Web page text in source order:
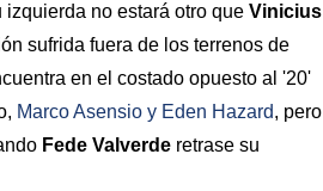
izquierda no estará otro que Vinicius
sufrida fuera de los terrenos de
en el costado opuesto al '20'
Marco Asensio y Eden Hazard, pero
Fede Valverde retrase su